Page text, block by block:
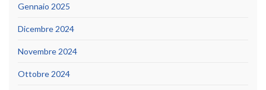
Gennaio 2025
Dicembre 2024
Novembre 2024
Ottobre 2024